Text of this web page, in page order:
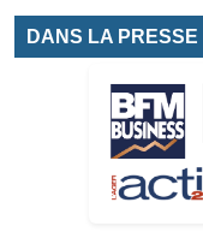
DANS LA PRESSE